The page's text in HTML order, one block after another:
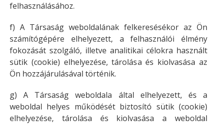
felhasználásához.
f) A Társaság weboldalának felkeresésékor az Ön
számítógépére elhelyezett, a felhasználói élmény
fokozását szolgáló, illetve analitikai célokra használt
sütik (cookie) elhelyezése, tárolása és kiolvasása az
Ön hozzájárulásával történik.
g) A Társaság weboldala által elhelyezett, és a
weboldal helyes működését biztosító sütik (cookie)
elhelyezése, tárolása és kiolvasása a weboldal